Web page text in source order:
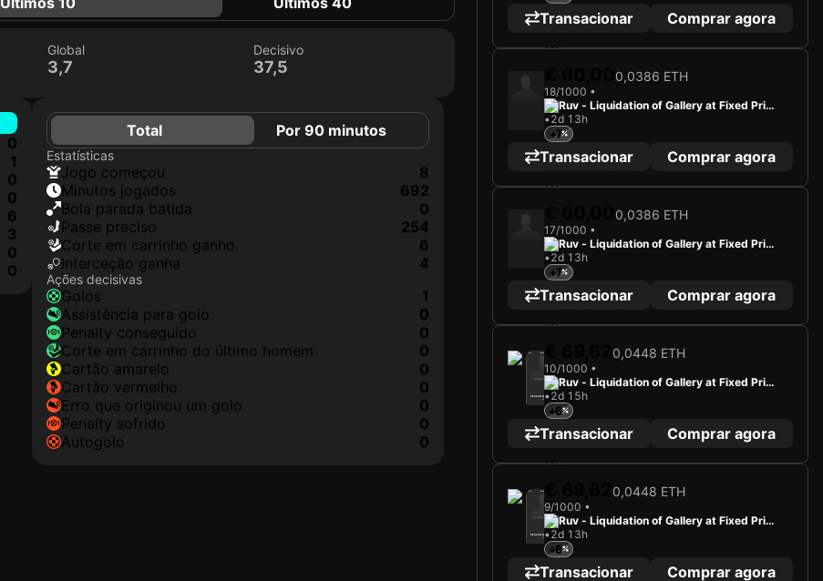
Global
3,7
Decisivo
37,5
0
1
0
0
6
3
0
0
Total Por 90 minutos
Estatísticas
jogo começou
8
minutos jogados
692
Bola parada batida
0
passe preciso
254
corte em carrinho ganho
6
interceção ganha
4
Ações decisivas
golos
1
assistência para golo
0
penalty conseguido
0
corte em carrinho do último homem
0
cartão amarelo
0
cartão vermelho
0
erro que originou um golo
0
penalty sofrido
0
autogolo
0
Transacionar Comprar agora
0,0386 ETH
18/1000 •
Ruv - Liquidation of Gallery at Fixed Price
s
•2d 13h
+7
Transacionar Comprar agora
0,0386 ETH
17/1000 •
Ruv - Liquidation of Gallery at Fixed Price
s
•2d 13h
+7
Transacionar Comprar agora
Beşiktaş Jimnastik Kulübü
2025
GEDSON FERNANDES
Médio
Limited 10/1000
A carregar cartão...
0,0448 ETH
10/1000 •
Ruv - Liquidation of Gallery at Fixed Price
s
•2d 15h
+6
Transacionar Comprar agora
Beşiktaş Jimnastik Kulübü
2025
GEDSON FERNANDES
Médio
Limited 9/1000
A carregar cartão...
0,0448 ETH
9/1000 •
Ruv - Liquidation of Gallery at Fixed Price
s
•2d 13h
+8
Transacionar Comprar agora